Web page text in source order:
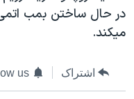
در حال ساختن بمب اتمی
ميکند.
اشتراک us